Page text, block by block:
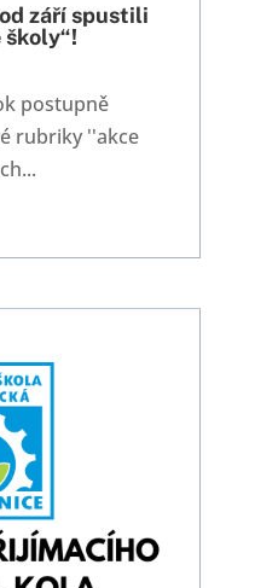
září spustili
školy“!
postupně
rubriky ''akce